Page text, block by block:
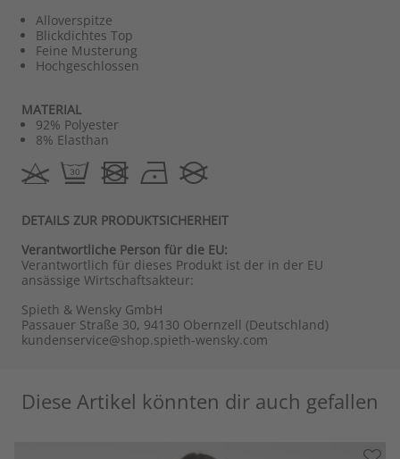
Alloverspitze
Blickdichtes Top
Feine Musterung
Hochgeschlossen
MATERIAL
92% Polyester
8% Elasthan
DETAILS ZUR PRODUKTSICHERHEIT
Verantwortliche Person für die EU:
Verantwortlich für dieses Produkt ist der in der EU
ansässige Wirtschaftsakteur:
Spieth & Wensky GmbH
Passauer Straße 30, 94130 Obernzell (Deutschland)
kundenservice@shop.spieth-wensky.com
Diese Artikel könnten dir auch gefallen